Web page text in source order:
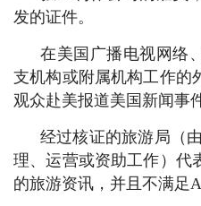
发的证件。
在美国广播电视网络
支机构或附属机构工作的
观众赴美报道美国新闻事
经过核证的旅游局（
理、运营或资助工作）代
的旅游资讯，并且不满足